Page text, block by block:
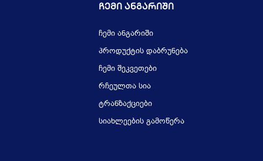
Ჩემი Ანგარიში
ჩემი ანგარიში
პროდუქტის დაბრუნება
ჩემი შეკვეთები
რჩეულთა სია
ტრანზაქციები
სიახლეების გამოწერა